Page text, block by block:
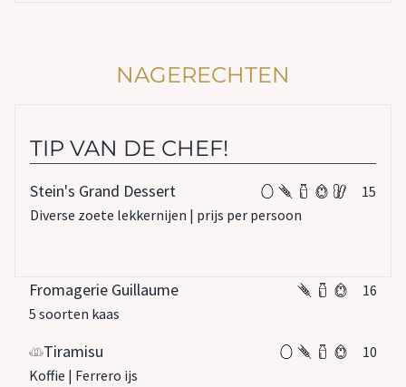
NAGERECHTEN
TIP VAN DE CHEF!
Stein's Grand Dessert
15
Diverse zoete lekkernijen | prijs per persoon
Fromagerie Guillaume
16
5 soorten kaas
Tiramisu
10
Koffie | Ferrero ijs